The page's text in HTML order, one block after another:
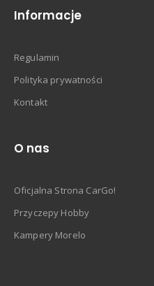
Informacje
Regulamin
Polityka prywatności
Kontakt
O nas
Oficjalna Strona CarGo!
Przyczepy Hobby
Kampery Morelo